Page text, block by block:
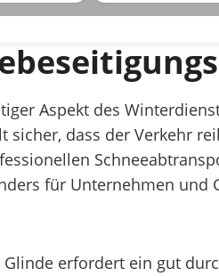
Aspekt des
sicher, dass der Verkehr
für Unternehmen und
erfordert ein gut